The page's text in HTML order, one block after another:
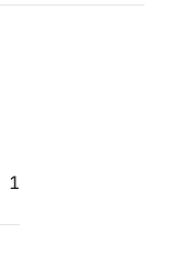
1